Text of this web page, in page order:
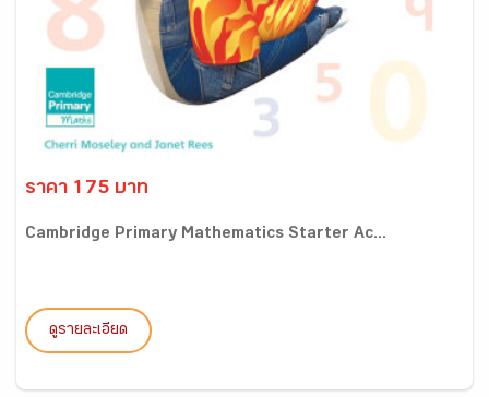
ราคา 175 บาท
Cambridge Primary Mathematics Starter Ac...
ดูรายละเอียด